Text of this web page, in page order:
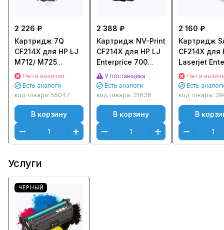
2 226 ₽
Картридж 7Q
CF214X для НР LJ
M712/ M725
(17500стр.)
Нет в наличии
Есть аналоги
код товара: 55047
В корзину
2 388 ₽
Картридж NV-Print
CF214X для HP LJ
Enterprice 700
M725/ M712
(17500стр.)
У поставщика
Есть аналоги
код товара: 31636
В корзину
2 160 ₽
Картридж
CF214X для
Laserjet
700 M712n/
M725
(Black)
Нет в
Есть
код товара:
В
Услуги
ЧЕРНЫЙ